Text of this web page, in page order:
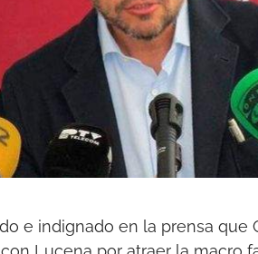
e indignado en la prensa que